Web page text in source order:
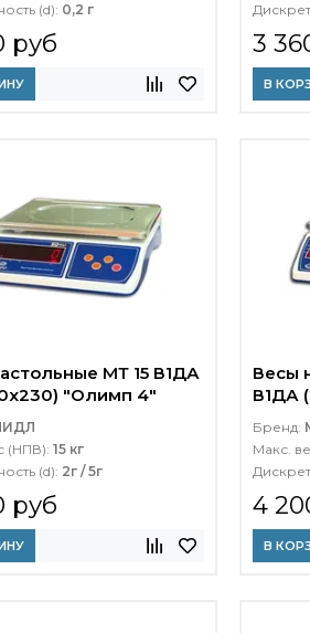
(d): 0,2 г
руб 3
В
МТ 15 В1ДА
"Олимп 4"
(НПВ): 15 кг
(d): 2г / 5г
руб
Весы
В1ДА
Бренд:
Макс.
4
В